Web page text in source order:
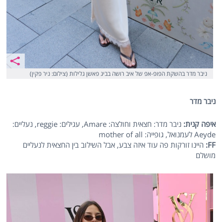
ניבר מדר בהשקת הפופ-אפ של איב רושה בביג פאשן גלילות (צילום: ניר פקין)
ניבר מדר
איפה קנית:
ניבר מדר: חצאית וחולצה: Amare, עגילים: reggie, נעליים:
Aeyde לעמנואל, גופייה: mother of all
FF: היינו זורקות פה עוד איזה צבע, אבל השילוב בין החצאית לנעליים
מושלם